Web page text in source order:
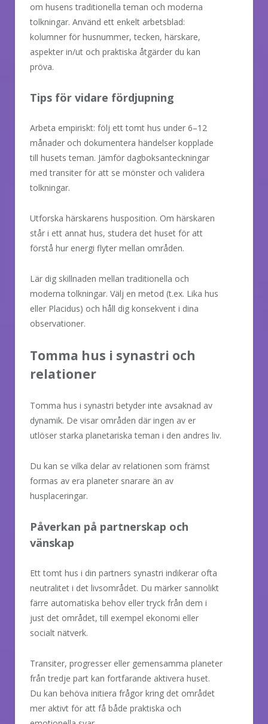
om husens traditionella teman och moderna
tolkningar. Använd ett enkelt arbetsblad:
kolumner för husnummer, tecken, härskare,
aspekter in/ut och praktiska åtgärder du kan
pröva.
Tips för vidare fördjupning
Arbeta empiriskt: följ ett tomt hus under 6–12
månader och dokumentera händelser kopplade
till husets teman. Jämför dagboksanteckningar
med transiter för att se mönster och validera
tolkningar.
Utforska härskarens husposition. Om härskaren
står i ett annat hus, studera det huset för att
förstå hur energi flyter mellan områden.
Lär dig skillnaden mellan traditionella och
moderna tolkningar. Välj en metod (t.ex. Lika hus
eller Placidus) och håll dig konsekvent i dina
observationer.
Tomma hus i synastri och
relationer
Tomma hus i synastri betyder inte avsaknad av
dynamik. De visar områden där ingen av er
utlöser starka planetariska teman i den andres liv.
Du kan se vilka delar av relationen som främst
formas av era planeter snarare än av
husplaceringar.
Påverkan på partnerskap och
vänskap
Ett tomt hus i din partners synastri indikerar ofta
neutralitet i det livsområdet. Du märker sannolikt
färre automatiska behov eller tryck från dem i
just det området, till exempel ekonomi eller
socialt nätverk.
Transiter, progresser eller gemensamma planeter
från tredje part kan fortfarande aktivera huset.
Du kan behöva initiera frågor kring det området
mer aktivt för att få både praktiska och